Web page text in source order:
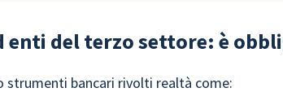
enti del terzo settore: è
strumenti bancari rivolti realtà come: